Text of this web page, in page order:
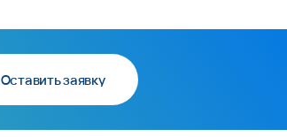
Оставить заявку